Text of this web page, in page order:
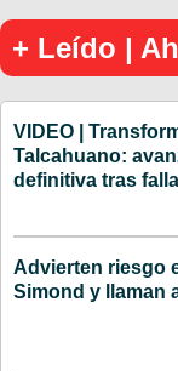
+ Leído |
VIDEO |
Talcahuano:
definitiva tras
Advierten riesgo
Simond y llaman